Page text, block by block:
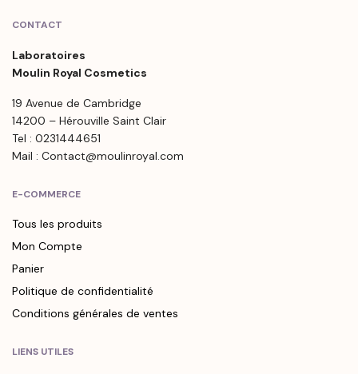
CONTACT
Laboratoires
Moulin Royal Cosmetics
19 Avenue de Cambridge
14200 – Hérouville Saint Clair
Tel : 0231444651
Mail : Contact@moulinroyal.com
E-COMMERCE
Tous les produits
Mon Compte
Panier
Politique de confidentialité
Conditions générales de ventes
LIENS UTILES